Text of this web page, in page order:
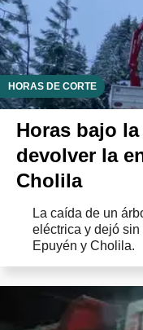
HORAS DE CORTE
Horas bajo
devolver la
Cholila
La caída de un
eléctrica y dejó
Epuyén y Cholila.